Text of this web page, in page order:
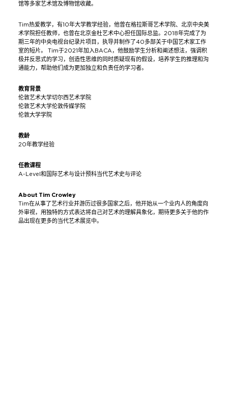
馆等多家艺术馆及博物馆收藏。
Tim热爱教学，有10年大学教学经验，他曾在格拉斯哥艺术学院、北京中央美
术学院担任教师，也曾在北京金杜艺术中心担任国际总监。2018年完成了为
期三年的中央电视台纪录片项目，执导并制作了40多部关于中国艺术家工作
室的短片。 Tim于2021年加入BACA，他鼓励学生分析和阐述想法，强调积
极并反思式的学习，创造性思维的同时质疑现有的假设，培养学生的推理和沟
通能力，帮助他们成为更加独立和负责任的学习者。
教育背景
伦敦艺术大学切尔西艺术学院
伦敦艺术大学伦敦传媒学院
伦敦大学学院
教龄
20年教学经验
任教课程
A-Level和国际艺术与设计预科当代艺术史与评论
About Tim Crowley
Tim在从事了艺术行业并游历过很多国家之后，他开始从一个业内人的角度向
外审视，用独特的方式表达将自己对艺术的理解具象化，期待更多关于他的作
品出现在更多的当代艺术展览中。